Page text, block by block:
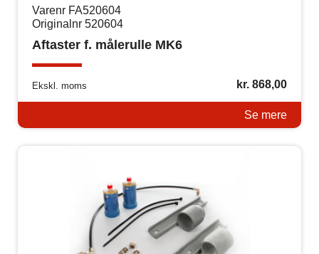
Varenr FA520604
Originalnr 520604
Aftaster f. målerulle MK6
Ekskl. moms kr.868,00
Se mere